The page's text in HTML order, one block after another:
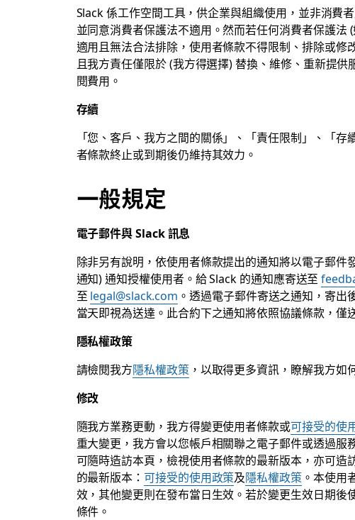
Slack 係工作空間工具，供企業與組織使用，並非消費
並同意消費者保護法不適用。然而若任何消費者保護法
適用且無法合法排除，使用者條款不得限制、排除或修
且我方責任僅限於 (我方得選擇) 替換、維修、重新提
閱費用。
存續
「您、客戶、我方之間的關係」、「責任限制」、「
者條款終止或到期後仍維持其效力。
一般規定
電子郵件與 Slack 訊息
除非另有說明，依使用者條款提出的通知將以電子郵
通知) 通知授權使用者。給 Slack 的通知應寄送至
至 legal@slack.com 。透過電子郵件寄送之通知，寄
當天即視為送達。此合約下之通知將依照協議條款，僅
隱私權政策
請檢閱我方隱私權政策，以取得更多資訊，瞭解我方如
修改
隨我方業務更動，我方得變更使用者條款或可接受的使
重大變更，我方會以您帳戶相關聯之電子郵件或透過
可隨時造訪本頁，檢視使用者條款的最新版本，亦可
的最新版本： 可接受的使用政策及隱私權政策。本使用
效，其他變更則在發布當日生效。若於變更生效日期
條件。